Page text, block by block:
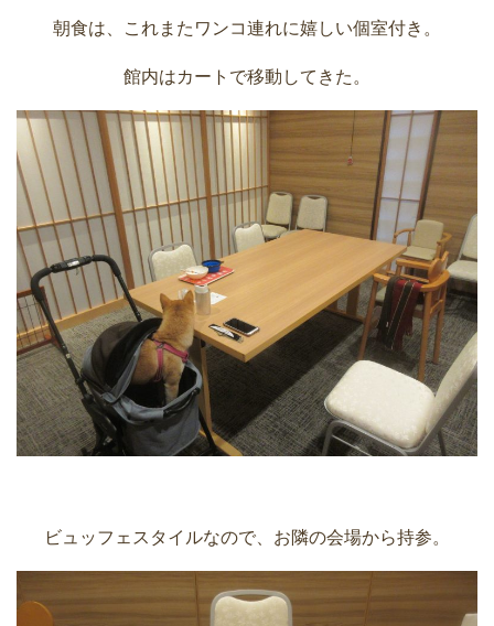
朝食は、これまたワンコ連れに嬉しい個室付き。
館内はカートで移動してきた。
ビュッフェスタイルなので、お隣の会場から持参。